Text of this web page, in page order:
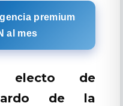
premium
al mes
electo de
de la